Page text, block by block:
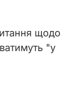
щодо
"у